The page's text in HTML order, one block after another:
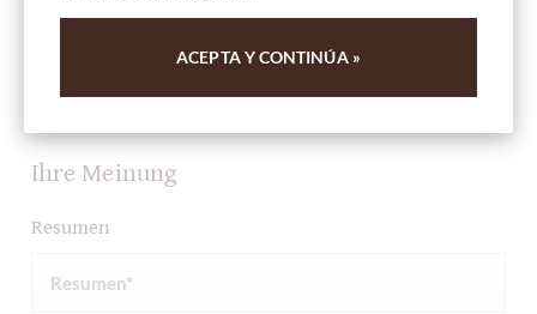
Escriba la primera reseña y ayude a otros clientes. Gracias
por su apoyo.
Ihre Meinung
Resumen
ACEPTA Y CONTINÚA »